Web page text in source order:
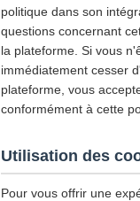
politique dans son
questions concernant
la plateforme. Si vous
immédiatement cesser
plateforme, vous
conformément à cette
Utilisation des
Pour vous offrir une